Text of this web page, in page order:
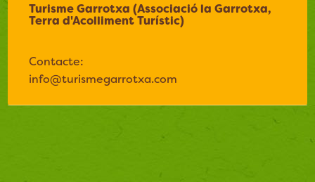
Turisme Garrotxa (Associació la Garrotxa,
Terra d'Acolliment Turístic)
Contacte:
info@turismegarrotxa.com